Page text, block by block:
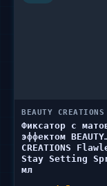
BEAUTY CREATIONS
Фиксатор с
эффектом BEAUTY
CREATIONS
Stay Setting
мл